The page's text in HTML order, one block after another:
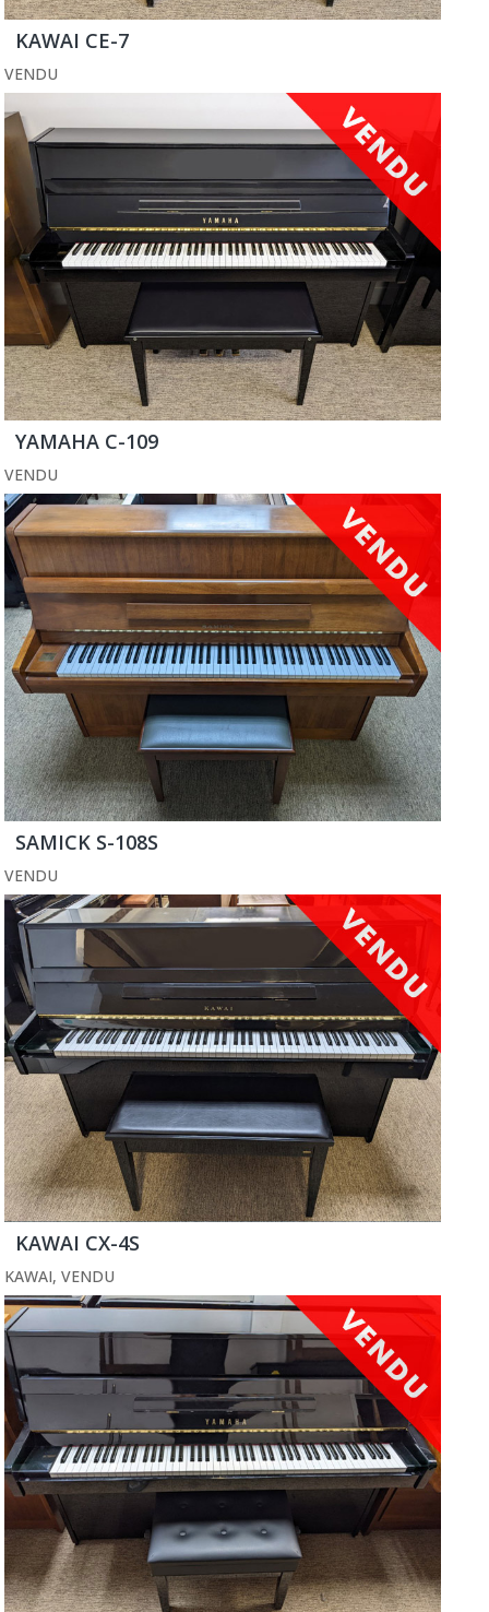
KAWAI CE-7
VENDU
YAMAHA C-109
VENDU
SAMICK S-108S
VENDU
KAWAI CX-4S
KAWAI, VENDU